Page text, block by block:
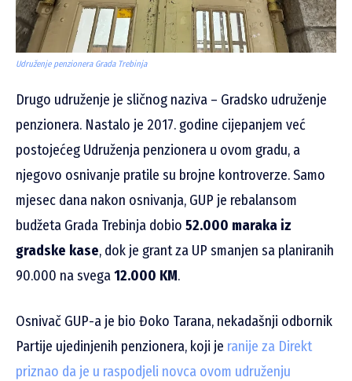
Udruženje penzionera Grada Trebinja
Drugo udruženje je sličnog naziva – Gradsko udruženje
penzionera. Nastalo je 2017. godine cijepanjem već
postojećeg Udruženja penzionera u ovom gradu, a
njegovo osnivanje pratile su brojne kontroverze. Samo
mjesec dana nakon osnivanja, GUP je rebalansom
budžeta Grada Trebinja dobio 52.000 maraka iz
gradske kase, dok je grant za UP smanjen sa planiranih
90.000 na svega12.000 KM.
Osnivač GUP-a je bio Đoko Tarana, nekadašnji odbornik
Partije ujedinjenih penzionera, koji je ranije za Direkt
priznao da je u raspodjeli novca ovom udruženju